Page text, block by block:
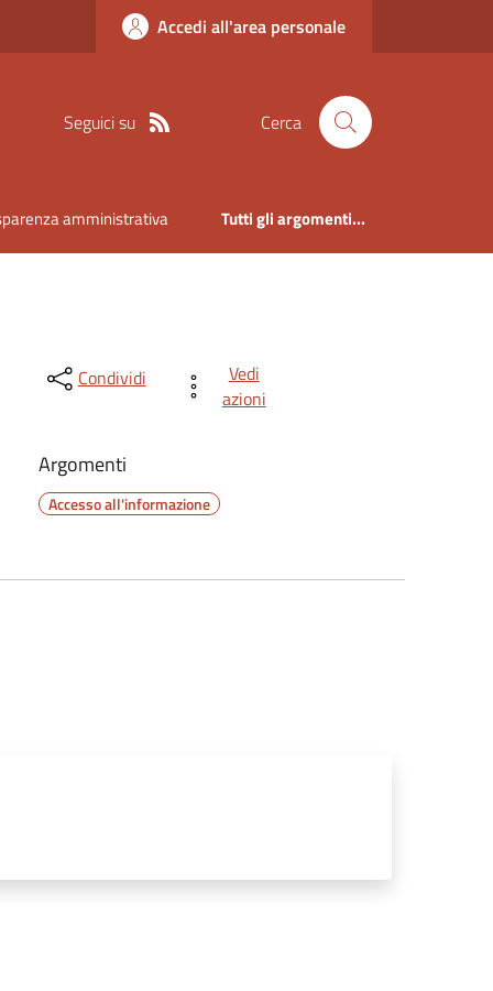
Accedi all'area personale
Seguici su Cerca
amministrativa Tutti gli argomenti...
Condividi
Vedi
azioni
Argomenti
Accesso all'informazione